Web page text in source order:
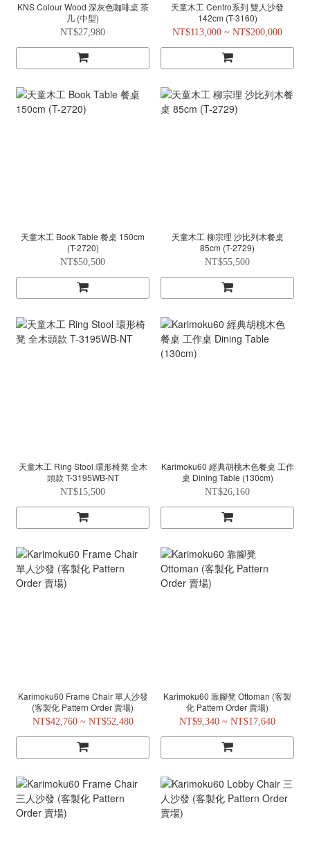
KNS Colour Wood 深灰色咖啡桌 茶
几 (中型)
NT$27,980
天童木工 Centro系列 雙人沙發
142cm (T-3160)
NT$113,000 ~ NT$200,000
天童木工 Book Table 餐桌 150cm
(T-2720)
NT$50,500
天童木工 柳宗理 沙比列木餐桌
85cm (T-2729)
NT$55,500
天童木工 Ring Stool 環形椅凳 全木
頭款 T-3195WB-NT
NT$15,500
Karimoku60 經典胡桃木色餐桌 工作
桌 Dining Table (130cm)
NT$26,160
Karimoku60 Frame Chair 單人沙發
(客製化 Pattern Order 賣場)
NT$42,760 ~ NT$52,480
Karimoku60 靠腳凳 Ottoman (客製
化 Pattern Order 賣場)
NT$9,340 ~ NT$17,640